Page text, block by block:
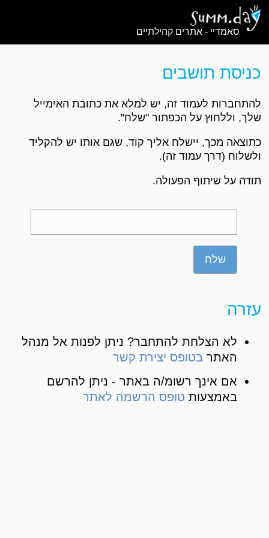
סאמדיי - אתרים קהילתיים
כניסת תושבים
להתחברות לעמוד זה, יש למלא את כתובת האימייל
שלך, וללחוץ על הכפתור "שלח".
כתוצאה מכך, יישלח אליך קוד, שגם אותו יש להקליד
ולשלוח (דרך עמוד זה).
תודה על שיתוף הפעולה.
שלח
עזרה
לא הצלחת להתחבר? ניתן לפנות אל מנהל
האתרבטופס יצירת קשר
אם אינך רשומ/ה באתר - ניתן להרשם
באמצעות טופס הרשמה לאתר